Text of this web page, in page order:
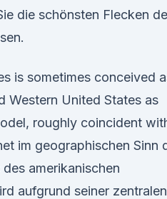
die schönsten Flecken
is sometimes conceived
Western United States as
roughly coincident
im geographischen Sinn
amerikanischen
aufgrund seiner zentralen